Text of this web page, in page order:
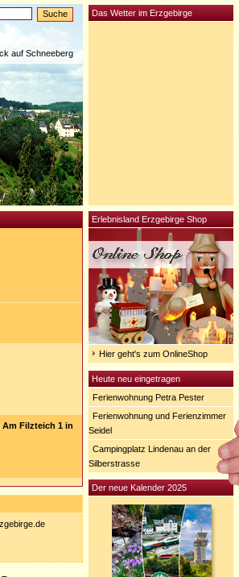
auf Schneeberg
Filzteich 1 in
Erlebnisland Erzgebirge Shop
Hier geht's zum OnlineShop
Heute neu eingetragen
Ferienwohnung Petra Pester
Ferienwohnung und Ferienzimmer
Seidel
Campingplatz Lindenau an der
Silberstrasse
Der neue Kalender 2025
Das Wetter im Erzgebirge